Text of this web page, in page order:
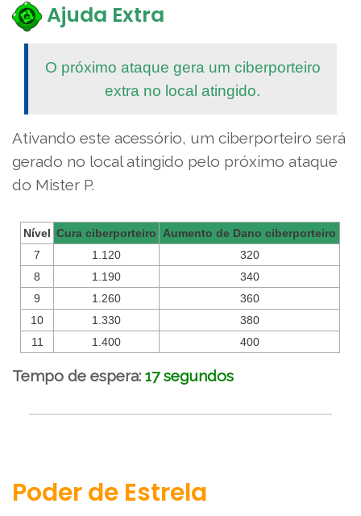
Ajuda Extra
O próximo ataque gera um ciberporteiro
extra no local atingido.
Ativando este acessório, um ciberporteiro será
gerado no local atingido pelo próximo ataque
do Mister P.
Nível Cura ciberporteiro
Aumento de Dano ciberporteiro
7
1.120
320
8
1.190
340
9
1.260
360
10
1.330
380
11
1.400 400
Tempo de espera: 17 segundos
Poder de Estrela